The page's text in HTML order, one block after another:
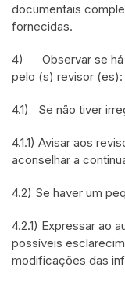
documentais
fornecidas.
4) Observar se há
pelo (s) revisor (es):
4.1) Se não tiver
4.1.1) Avisar aos
aconselhar a
4.2) Se haver um
4.2.1) Expressar ao
possíveis
modificações das